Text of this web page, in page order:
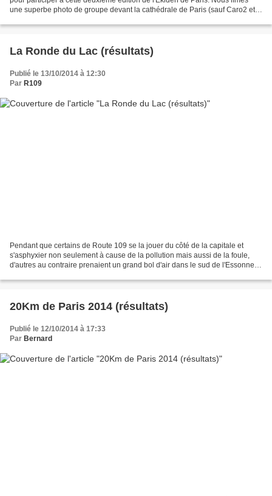
une superbe photo de groupe devant la cathédrale de Paris (sauf Caro2 et
La Ronde du Lac (résultats)
Publié le 13/10/2014 à 12:30
Par R109
Pendant que certains de Route 109 se la jouer du côté de la capitale et
s'asphyxier non seulement à cause de la pollution mais aussi de la foule,
d'autres au contraire prenaient un grand bol d'air dans le sud de l'Essonne
20Km de Paris 2014 (résultats)
Publié le 12/10/2014 à 17:33
Par Bernard